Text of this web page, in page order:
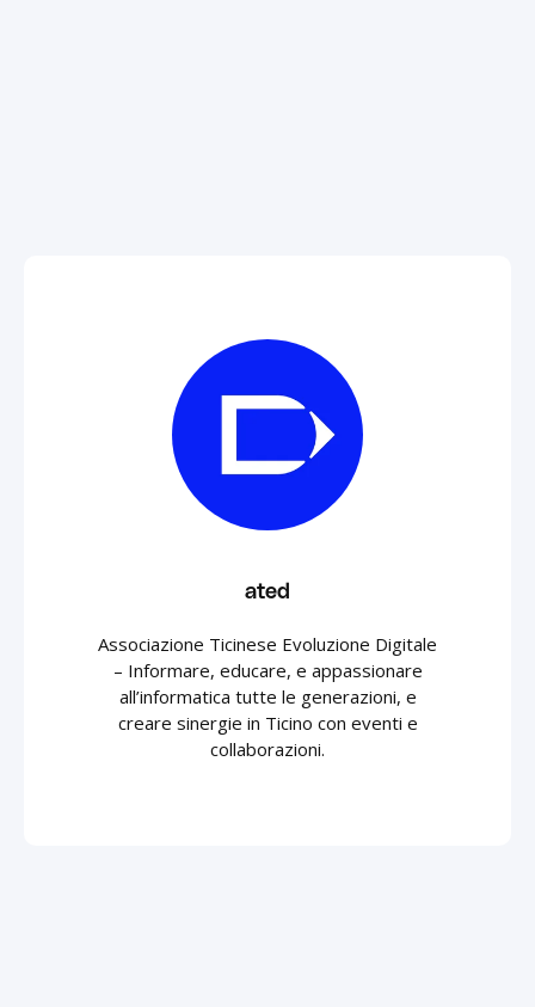
ated
Associazione Ticinese Evoluzione Digitale
– Informare, educare, e appassionare
all’informatica tutte le generazioni, e
creare sinergie in Ticino con eventi e
collaborazioni.